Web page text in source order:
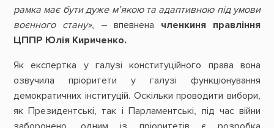
рамка має бути дуже м’якою та адаптивною під умови
воєнного стану», – впевнена членкиня правління
ЦППР Юлія Кириченко.
Як експертка у галузі конституційного права вона
озвучила пріоритети у галузі функціонування
демократичних інституцій. Оскільки проводити вибори,
як Президентські, так і Парламентські, під час війни